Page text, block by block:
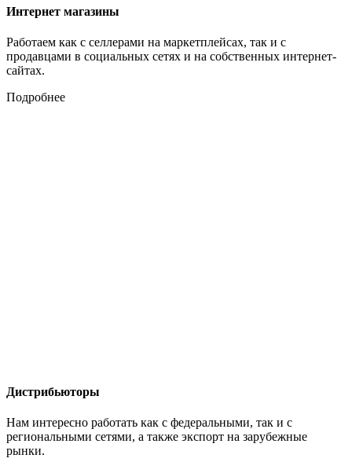
Интернет магазины
Работаем как с селлерами на маркетплейсах, так и с
продавцами в социальных сетях и на собственных интернет-
сайтах.
Подробнее
Дистрибьюторы
Нам интересно работать как с федеральными, так и с
региональными сетями, а также экспорт на зарубежные
рынки.